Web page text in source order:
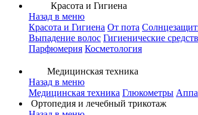
Красота и Гигиена
Назад в меню
Красота и Гигиена От пота
Выпадение волос Гигиенические
Парфюмерия Косметология
Медицинская техника
Назад в меню
Медицинская техника Глюкометры
Ортопедия и лечебный трикотаж